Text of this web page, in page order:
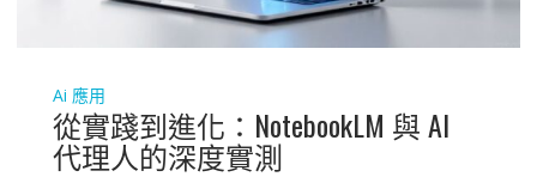
Ai 應用
從實踐到進化：NotebookLM 與 AI
代理人的深度實測